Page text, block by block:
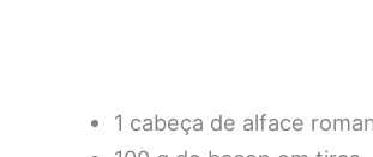
1 cabeça de alface